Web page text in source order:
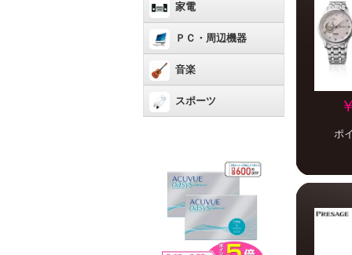
家電
ＰＣ・周辺機器
音楽
スポーツ
ポ